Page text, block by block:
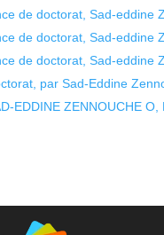
de doctorat, Sad-eddine
de doctorat, Sad-eddine
de doctorat, Sad-eddine
par Sad-Eddine
EDDINE ZENNOUCHE